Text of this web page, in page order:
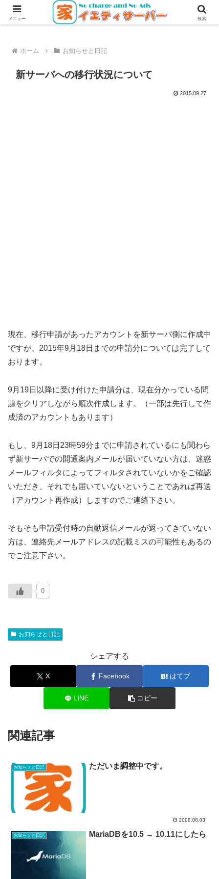
無料・無広告で使えるレンタルサーバー
ホーム お知らせと日記
新サーバへの移行状況について
2015.09.27
現在、移行申請があったアカウントを新サーバ側に作成中
ですが、2015年9月18日までの申請分については完了して
おります。
9月19日以降に受け付けた申請分は、現在分かっている問
題をクリアしながら順次作成します。（一部は先行して作
成済のアカウントもあります）
もし、9月18日23時59分までに申請されているにも関わら
ず新サーバでの開通案内メールが届いていない方は、迷惑
メールフィルタによってフィルタされていないかをご確認
いただき、それでも届いていないということであれば再送
（アカウント再作成）しますのでご連絡下さい。
そもそも申請受付時の自動返信メールが返ってきていない
方は、連絡先メールアドレスの記載ミスの可能性もあるの
でご注意下さい。
0
お知らせと日記
シェアする
X Facebook はてブ
LINE コピー
関連記事
お知らせと日記 ただいま調整中です。
2008.08.03
お知らせと日記 MariaDBを10.5 → 10.11にしたら
メニュー 検索